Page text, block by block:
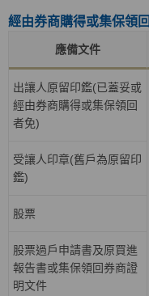
經由券商購得或集保領回
應備文件
出讓人原留印鑑(已蓋妥或
經由券商購得或集保領回
者免)
受讓人印章(舊戶為原留印
鑑)
股票
股票過戶申請書及原買進
報告書或集保領回券商證
明文件